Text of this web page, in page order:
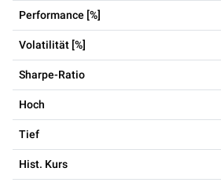
Performance [%]
Volatilität [%]
Sharpe-Ratio
Hoch
Tief
Hist. Kurs